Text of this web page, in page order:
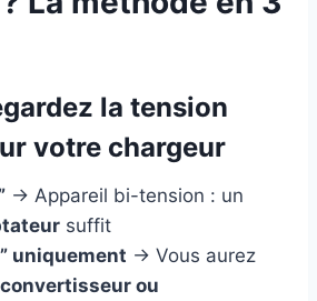
la tension
votre chargeur
→ Appareil bi-tension : un
suffit
uniquement → Vous aurez
convertisseur ou